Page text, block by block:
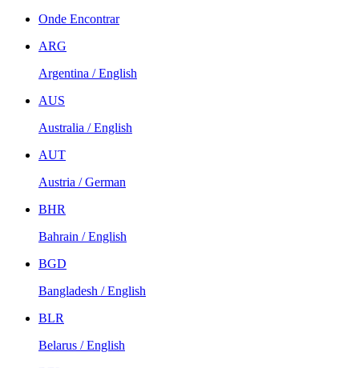
Onde Encontrar
ARG
Argentina / English
AUS
Australia / English
AUT
Austria / German
BHR
Bahrain / English
BGD
Bangladesh / English
BLR
Belarus / English